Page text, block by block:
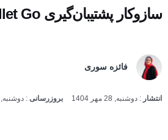
سازوکار پشتیبان‌گیری CoolWallet Go
فائزه سوری
انتشار:دوشنبه, 28 مهر 1404 بروزرسانی:دوشنبه, 28 مهر 1404